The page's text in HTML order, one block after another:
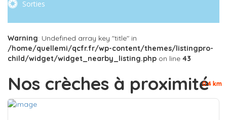
Sorties
Warning: Undefined array key "title" in
/home/quellemi/qcfr.fr/wp-content/themes/listingpro-
child/widget/widget_nearby_listing.php on line 43
Nos crèches à proximité0.4 km
0.4 km